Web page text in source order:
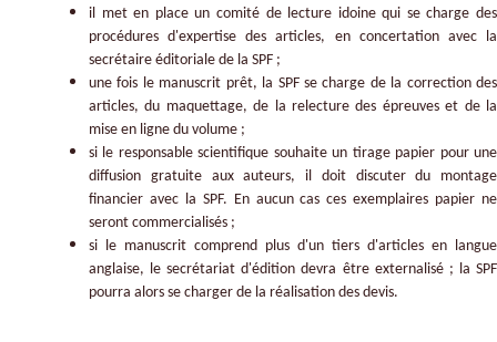
il met en place un comité de lecture idoine qui se charge des
procédures d'expertise des articles, en concertation avec la
secrétaire éditoriale de la SPF ;
une fois le manuscrit prêt, la SPF se charge de la correction des
articles, du maquettage, de la relecture des épreuves et de la
mise en ligne du volume ;
si le responsable scientifique souhaite un tirage papier pour une
diffusion gratuite aux auteurs, il doit discuter du montage
financier avec la SPF. En aucun cas ces exemplaires papier ne
seront commercialisés ;
si le manuscrit comprend plus d'un tiers d'articles en langue
anglaise, le secrétariat d'édition devra être externalisé ; la SPF
pourra alors se charger de la réalisation des devis.